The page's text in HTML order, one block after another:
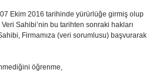
07 Ekim 2016 tarihinde yürürlüğe girmiş olup
Sahibi’nin bu tarihten sonraki hakları
Firmamıza (veri sorumlusu) başvurarak
öğrenme,